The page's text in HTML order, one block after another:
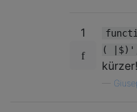
1
(
kürzer!